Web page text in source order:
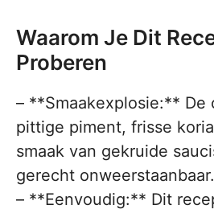
Waarom Je Dit
Proberen
– **Smaakexplosie:** De
pittige piment, frisse
smaak van gekruide
gerecht onweerstaanbaar.
– **Eenvoudig:** Dit